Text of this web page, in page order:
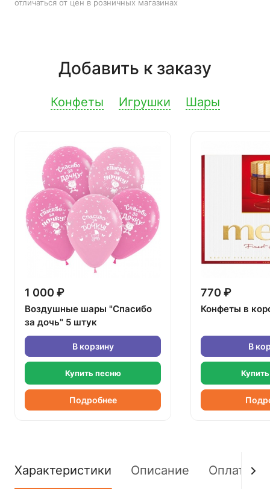
отличаться от цен в розничных магазинах
Добавить к заказу
Конфеты Игрушки Шары
1 000 ₽
Воздушные шары "Спасибо
за дочь" 5 штук
В корзину
Купить песню
Подробнее
770 ₽
Конфеты в
В
Характеристики Описание Оплата